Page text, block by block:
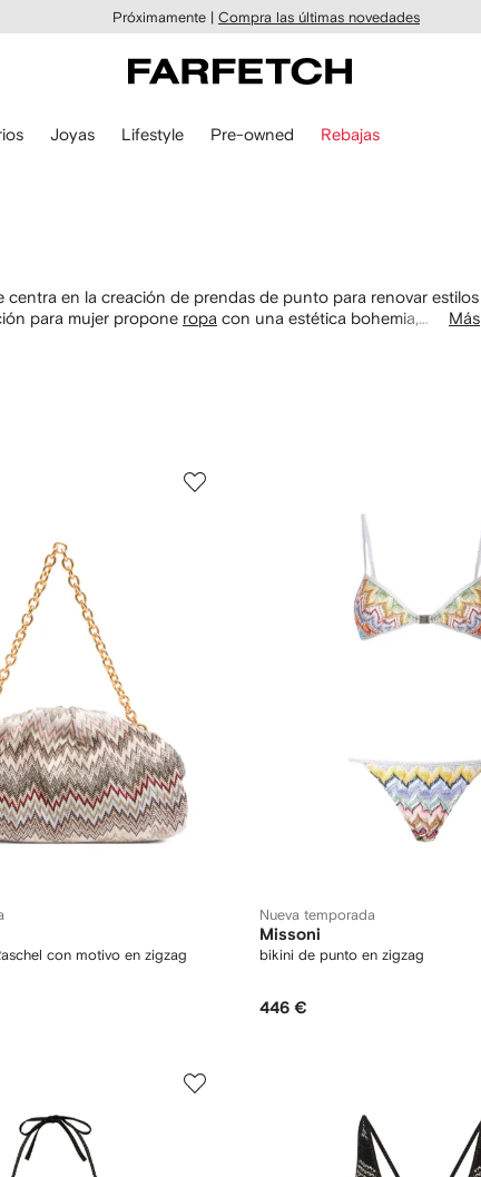
Próximamente | Compra las últimas novedades
Joyas Lifestyle Pre-owned Rebajas
en la creación de prendas de punto para renovar estilos
para mujer propone ropa con una estética bohemia,
Más
con motivo en zigzag
Nueva temporada
Missoni
bikini de punto en zigzag
446 €